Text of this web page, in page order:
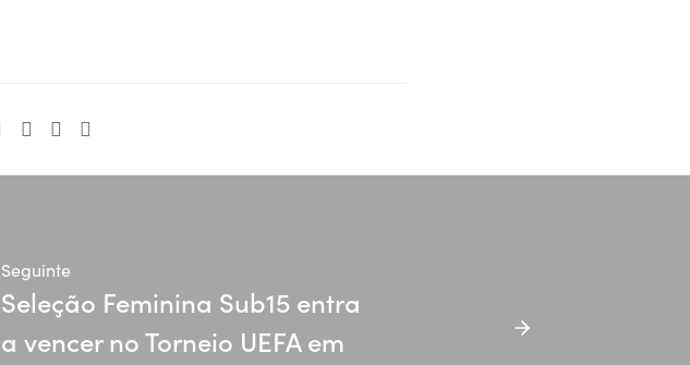
Seguinte
Seleção Feminina Sub15 entra
a vencer no Torneio UEFA em